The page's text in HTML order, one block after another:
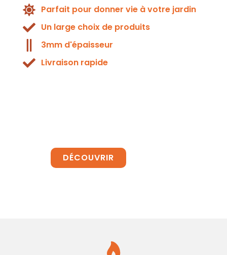
Parfait pour donner vie à votre jardin
Un large choix de produits
3mm d'épaisseur
Livraison rapide
DÉCOUVRIR